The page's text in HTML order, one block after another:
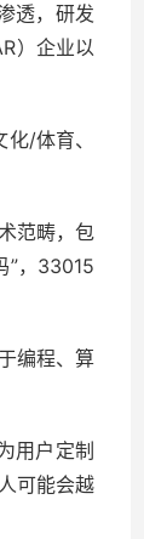
透，研发
）企业以
/体育、
范畴，包
”，33015
编程、算
用户定制
可能会越